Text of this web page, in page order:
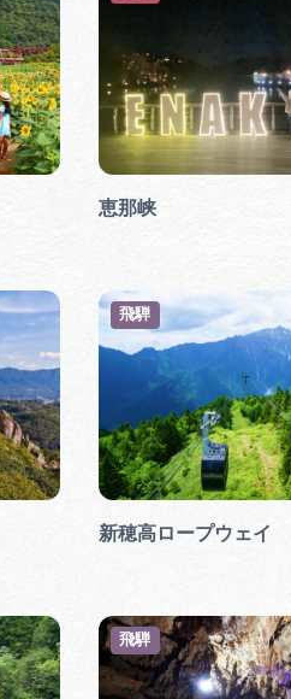
恵那峡
新穂高ロープウェイ
飛騨
飛騨